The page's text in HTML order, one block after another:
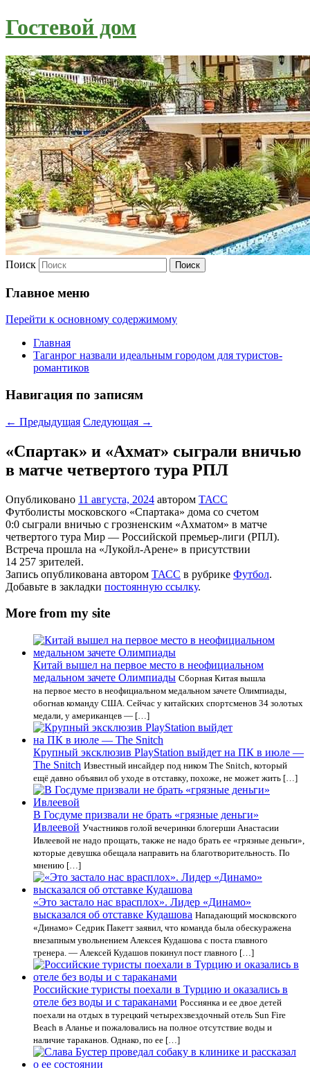
Гостевой дом
Поиск
Главное меню
Перейти к основному содержимому
Главная
Таганрог назвали идеальным городом для туристов-
романтиков
Навигация по записям
← Предыдущая Следующая →
«Спартак» и «Ахмат» сыграли вничью
в матче четвертого тура РПЛ
Опубликовано 11 августа, 2024 автором ТАСС
Футболисты московского «Спартака» дома со счетом
0:0 сыграли вничью с грозненским «Ахматом» в матче
четвертого тура Мир — Российской премьер-лиги (РПЛ).
Встреча прошла на «Лукойл-Арене» в присутствии
14 257 зрителей.
Запись опубликована автором ТАСС в рубрике Футбол.
Добавьте в закладки постоянную ссылку.
More from my site
Китай вышел на первое место в неофициальном
медальном зачете Олимпиады Сборная Китая вышла
на первое место в неофициальном медальном зачете Олимпиады,
обогнав команду США. Сейчас у китайских спортсменов 34 золотых
медали, у американцев — […]
Крупный эксклюзив PlayStation выйдет на ПК в июле —
The Snitch Известный инсайдер под ником The Snitch, который
ещё давно объявил об уходе в отставку, похоже, не может жить […]
В Госдуме призвали не брать «грязные деньги»
Ивлеевой Участников голой вечеринки блогерши Анастасии
Ивлеевой не надо прощать, также не надо брать ее «грязные деньги»,
которые девушка обещала направить на благотворительность. По
мнению […]
«Это застало нас врасплох». Лидер «Динамо»
высказался об отставке Кудашова Нападающий московского
«Динамо» Седрик Пакетт заявил, что команда была обескуражена
внезапным увольнением Алексея Кудашова с поста главного
тренера. — Алексей Кудашов покинул пост главного […]
Российские туристы поехали в Турцию и оказались в
отеле без воды и с тараканами Россиянка и ее двое детей
поехали на отдых в турецкий четырехзвездочный отель Sun Fire
Beach в Аланье и пожаловались на полное отсутствие воды и
наличие тараканов. Однако, по ее […]